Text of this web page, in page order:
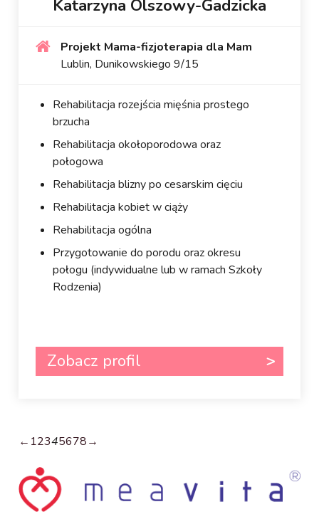
Katarzyna Olszowy-Gadzicka
Projekt Mama-fizjoterapia dla Mam
Lublin, Dunikowskiego 9/15
Rehabilitacja rozejścia mięśnia prostego
brzucha
Rehabilitacja okołoporodowa oraz
połogowa
Rehabilitacja blizny po cesarskim cięciu
Rehabilitacja kobiet w ciąży
Rehabilitacja ogólna
Przygotowanie do porodu oraz okresu
połogu (indywidualne lub w ramach Szkoły
Rodzenia)
Zobacz profil
← 12345678→